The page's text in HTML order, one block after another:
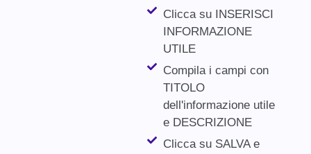
Clicca su INSERISCI
INFORMAZIONE
UTILE
Compila i campi con
TITOLO
dell'informazione utile
e DESCRIZIONE
Clicca su SALVA e